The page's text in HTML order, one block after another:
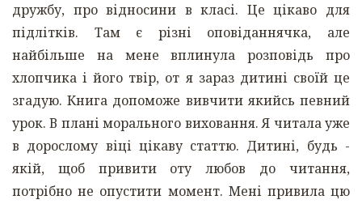
дружбу, про відносини в класі. Це цікаво для
підлітків. Там є різні оповіданнячка, але
найбільше на мене вплинула розповідь про
хлопчика і його твір, от я зараз дитині своїй це
згадую. Книга допоможе вивчити якийсь певний
урок. В плані морального виховання. Я читала уже
в дорослому віці цікаву статтю. Дитині, будь -
якій, щоб привити оту любов до читання,
потрібно не опустити момент. Мені привила цю